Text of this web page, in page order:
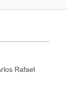
Rafael